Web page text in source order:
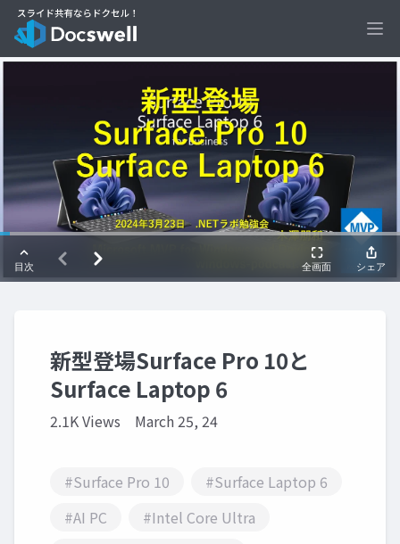
新型登場Surface Pro 10と
Surface Laptop 6
2.1K Views March 25, 24
#Surface Pro 10
#Surface Laptop 6
#AI PC
#Intel Core Ultra